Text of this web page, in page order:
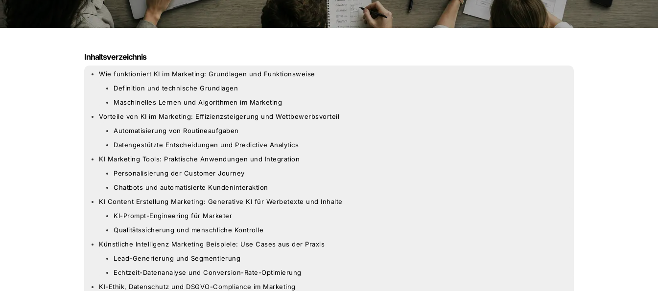
Inhaltsverzeichnis
Wie funktioniert KI im Marketing: Grundlagen und Funktionsweise
Definition und technische Grundlagen
Maschinelles Lernen und Algorithmen im Marketing
Vorteile von KI im Marketing: Effizienzsteigerung und Wettbewerbsvorteil
Automatisierung von Routineaufgaben
Datengestützte Entscheidungen und Predictive Analytics
KI Marketing Tools: Praktische Anwendungen und Integration
Personalisierung der Customer Journey
Chatbots und automatisierte Kundeninteraktion
KI Content Erstellung Marketing: Generative KI für Werbetexte und Inhalte
KI-Prompt-Engineering für Marketer
Qualitätssicherung und menschliche Kontrolle
Künstliche Intelligenz Marketing Beispiele: Use Cases aus der Praxis
Lead-Generierung und Segmentierung
Echtzeit-Datenanalyse und Conversion-Rate-Optimierung
KI-Ethik, Datenschutz und DSGVO-Compliance im Marketing